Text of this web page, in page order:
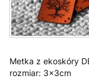
Metka z ekoskóry
rozmiar: 3x3cm